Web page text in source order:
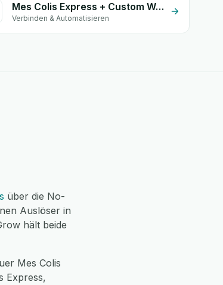
Mes Colis Express + Custom Webhook
Verbinden & Automatisieren
über die No-
Auslöser in
hält beide
Mes Colis
Express,